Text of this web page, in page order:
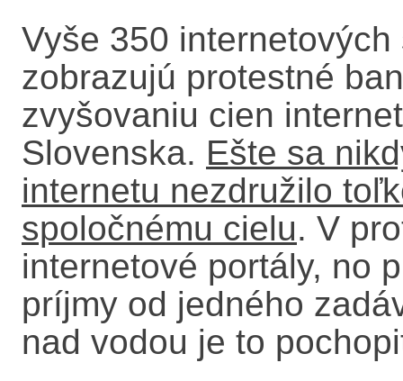
Vyše 350
zobrazujú protestné
zvyšovaniu cien
Slovenska. Ešte sa
internetu nezdružilo
spoločnému cielu. V
internetové portály, no
príjmy od jedného
nad vodou je to